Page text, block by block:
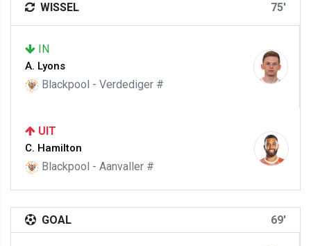
WISSEL 75'
IN
A. Lyons
Blackpool - Verdediger #
UIT
C. Hamilton
Blackpool - Aanvaller #
GOAL 69'